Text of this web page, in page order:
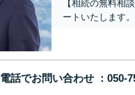
【相続の無料相
ートいたします。
電話でお問い合わせ